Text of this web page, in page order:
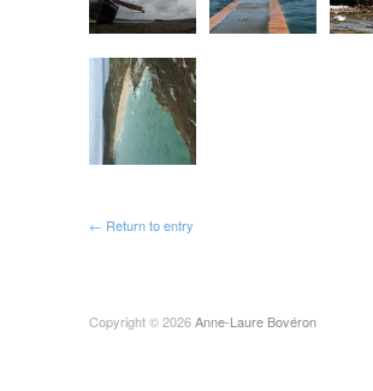
← Return to entry
Copyright © 2026Anne-Laure Bovéron